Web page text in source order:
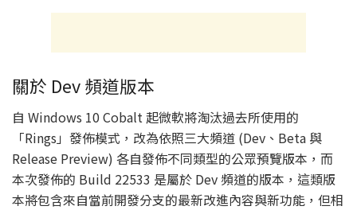
關於 Dev 頻道版本
自 Windows 10 Cobalt 起微軟將淘汰過去所使用的
「Rings」發佈模式，改為依照三大頻道 (Dev、Beta 與
Release Preview) 各自發佈不同類型的公眾預覽版本，而
本次發佈的 Build 22533 是屬於 Dev 頻道的版本，這類版
本將包含來自當前開發分支的最新改進內容與新功能，但相